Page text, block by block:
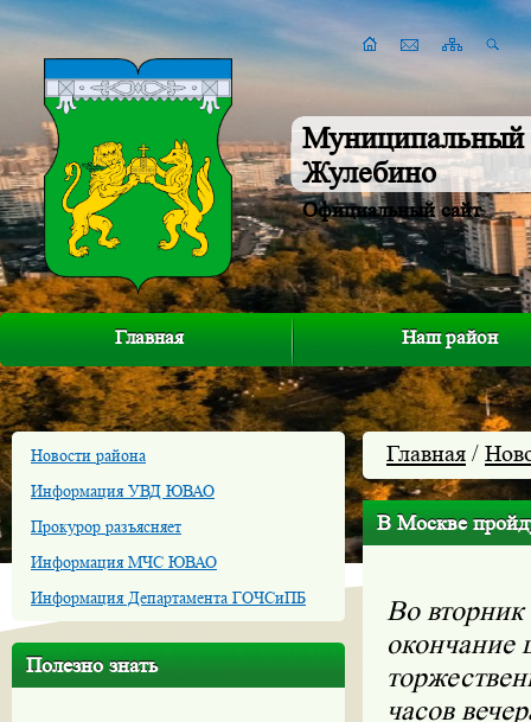
Муниципальный
Жулебино
Официальный сайт
Главная Наш район
Новости района
Информация УВД ЮВАО
Прокурор разъясняет
Информация МЧС ЮВАО
Информация Департамента ГОЧСиПБ
Полезно знать
Главная /
В Москве
Во вторник
окончание
часов